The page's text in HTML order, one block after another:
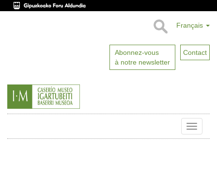
Français
Abonnez-vous
à notre newsletter
Contact
Toggle